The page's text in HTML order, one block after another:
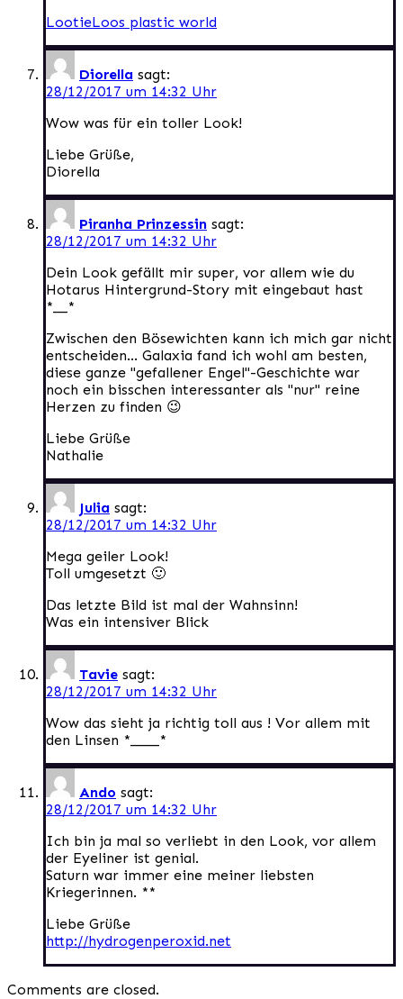
LootieLoos plastic world
Diorella sagt:
28/12/2017 um 14:32 Uhr
Wow was für ein toller Look!
Liebe Grüße,
Diorella
Piranha Prinzessin sagt:
28/12/2017 um 14:32 Uhr
Dein Look gefällt mir super, vor allem wie du
Hotarus Hintergrund-Story mit eingebaut hast
*__*
Zwischen den Bösewichten kann ich mich gar nicht
entscheiden… Galaxia fand ich wohl am besten,
diese ganze "gefallener Engel"-Geschichte war
noch ein bisschen interessanter als "nur" reine
Herzen zu finden 😉
Liebe Grüße
Nathalie
Julia sagt:
28/12/2017 um 14:32 Uhr
Mega geiler Look!
Toll umgesetzt 🙂
Das letzte Bild ist mal der Wahnsinn!
Was ein intensiver Blick
Tavie sagt:
28/12/2017 um 14:32 Uhr
Wow das sieht ja richtig toll aus ! Vor allem mit
den Linsen *____*
Ando sagt:
28/12/2017 um 14:32 Uhr
Ich bin ja mal so verliebt in den Look, vor allem
der Eyeliner ist genial.
Saturn war immer eine meiner liebsten
Kriegerinnen. **
Liebe Grüße
http://hydrogenperoxid.net
Comments are closed.